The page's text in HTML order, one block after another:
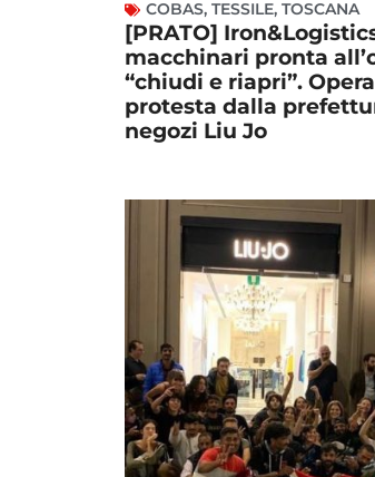
COBAS, TESSILE, TOSCANA
[PRATO]
macchinari pronta
“chiudi e riapri”.
protesta dalla
negozi Liu Jo